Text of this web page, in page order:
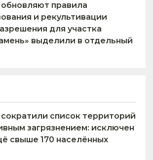
правила
и рекультивации
для участка
выделили в отдельный
список территорий
загрязнением: исключен
свыше 170 населённых